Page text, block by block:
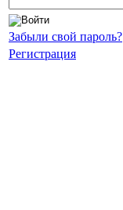
Забыли свой пароль?
Регистрация